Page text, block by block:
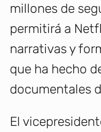
millones de
permitirá a
narrativas y
que ha hecho
documentales
El